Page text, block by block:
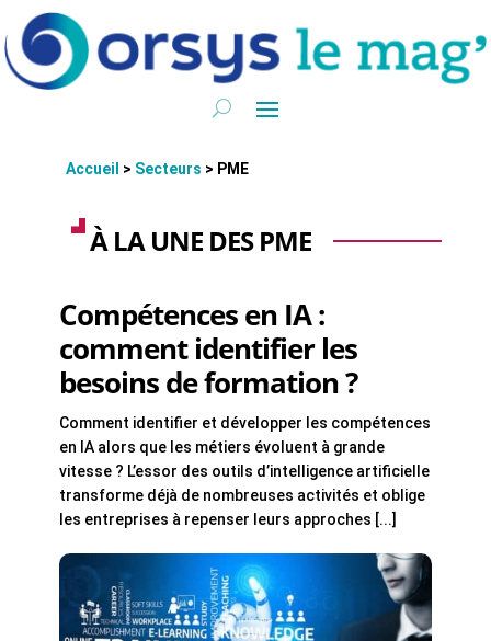
Accueil > Secteurs > PME
À LA UNE DES PME
Compétences en IA :
comment identifier les
besoins de formation ?
Comment identifier et développer les compétences
en IA alors que les métiers évoluent à grande
vitesse ? L’essor des outils d’intelligence artificielle
transforme déjà de nombreuses activités et oblige
les entreprises à repenser leurs approches [...]